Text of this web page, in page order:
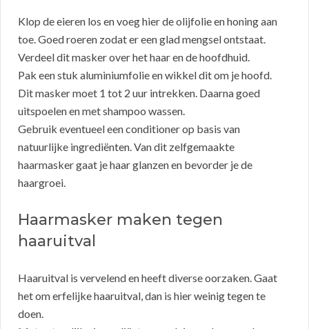
Klop de eieren los en voeg hier de olijfolie en honing aan
toe. Goed roeren zodat er een glad mengsel ontstaat.
Verdeel dit masker over het haar en de hoofdhuid.
Pak een stuk aluminiumfolie en wikkel dit om je hoofd.
Dit masker moet 1 tot 2 uur intrekken. Daarna goed
uitspoelen en met shampoo wassen.
Gebruik eventueel een conditioner op basis van
natuurlijke ingrediënten. Van dit zelfgemaakte
haarmasker gaat je haar glanzen en bevorder je de
haargroei.
Haarmasker maken tegen
haaruitval
Haaruitval is vervelend en heeft diverse oorzaken. Gaat
het om erfelijke haaruitval, dan is hier weinig tegen te
doen.